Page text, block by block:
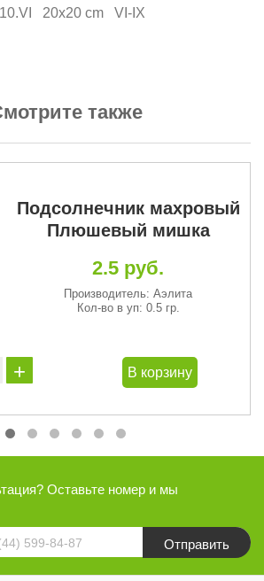
20x20 cm VI-IХ
также
Подсолнечник махровый
Плюшевый мишка
2.5 руб.
Производитель: Аэлита
Кол-во в уп: 0.5 гр.
В корзину
Оставьте номер и мы
Отправить